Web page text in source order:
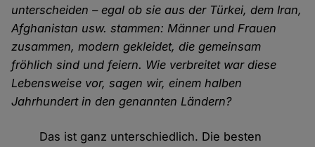
unterscheiden – egal ob sie aus der Türkei, dem Iran,
Afghanistan usw. stammen: Männer und Frauen
zusammen, modern gekleidet, die gemeinsam
fröhlich sind und feiern. Wie verbreitet war diese
Lebensweise vor, sagen wir, einem halben
Jahrhundert in den genannten Ländern?
Das ist ganz unterschiedlich. Die besten